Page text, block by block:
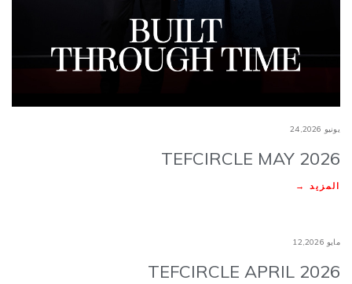
يونيو 24,2026
TEFCIRCLE MAY 2026
المزيد →
مايو 12,2026
TEFCIRCLE APRIL 2026